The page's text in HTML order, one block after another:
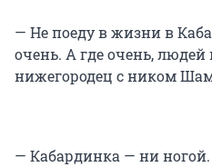
— Не поеду в жизни в
очень. А где очень,
нижегородец с ником
— Кабардинка — ни